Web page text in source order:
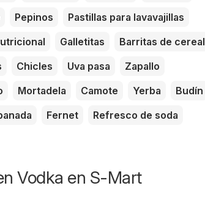
Pepinos
Pastillas para lavavajillas
Galletitas
Barritas de cereal
Chicles Uva pasa
Zapallo
Mortadela Camote Yerba
Budín
Fernet
Refresco de soda
Vodka en S-Mart